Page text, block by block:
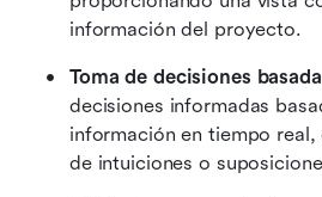
información del proyecto.
Toma de decisiones
decisiones informadas
información en tiempo
de intuiciones o